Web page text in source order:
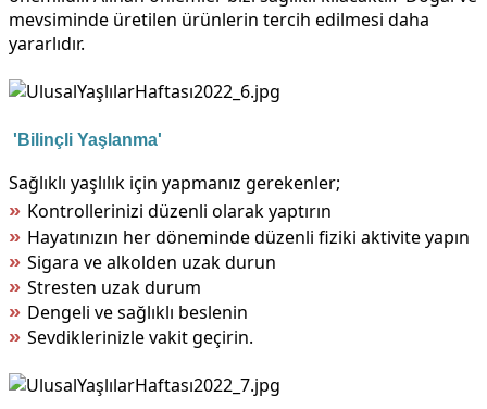
mevsiminde üretilen ürünlerin tercih edilmesi daha
yararlıdır.
'Bilinçli Yaşlanma'
Sağlıklı yaşlılık için yapmanız gerekenler;
» Kontrollerinizi düzenli olarak yaptırın
» Hayatınızın her döneminde düzenli fiziki aktivite yapın
» Sigara ve alkolden uzak durun
» Stresten uzak durum
» Dengeli ve sağlıklı beslenin
» Sevdiklerinizle vakit geçirin.